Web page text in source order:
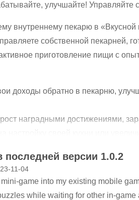
улучшайте! Управляйте
внутреннему пекарю в «Вкусной
собственной пекарней,
приготовление пищи с
доходы обратно в пекарню,
наградными достижениями,
пекарню», где вкусные
свою империю выпечки? Загрузите
последней версии 1.0.2
11-04
game into my existing mobile
while waiting for other in-game